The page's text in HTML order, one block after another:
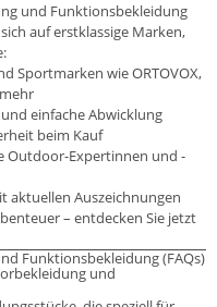
und Funktionsbekleidung
auf erstklassige Marken,
Sportmarken wie ORTOVOX,
mehr
einfache Abwicklung
beim Kauf
Outdoor-Expertinnen und -
aktuellen Auszeichnungen
– entdecken Sie jetzt
Funktionsbekleidung (FAQs)
und